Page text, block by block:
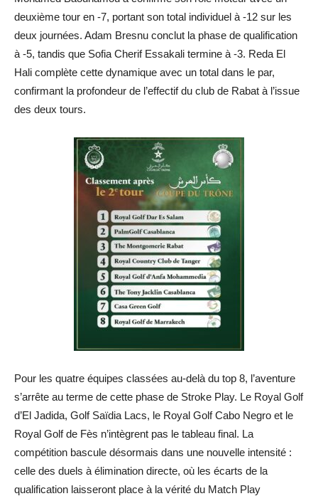
deuxième tour en -7, portant son total individuel à -12 sur les
deux journées. Adam Bresnu conclut la phase de qualification
à -5, tandis que Sofia Cherif Essakali termine à -3. Reda El
Hali complète cette dynamique avec un total dans le par,
confirmant la profondeur de l’effectif du club de Rabat à l’issue
des deux tours.
Pour les quatre équipes classées au-delà du top 8, l’aventure
s’arrête au terme de cette phase de Stroke Play. Le Royal Golf
d’El Jadida, Golf Saïdia Lacs, le Royal Golf Cabo Negro et le
Royal Golf de Fès n’intègrent pas le tableau final. La
compétition bascule désormais dans une nouvelle intensité :
celle des duels à élimination directe, où les écarts de la
qualification laisseront place à la vérité du Match Play